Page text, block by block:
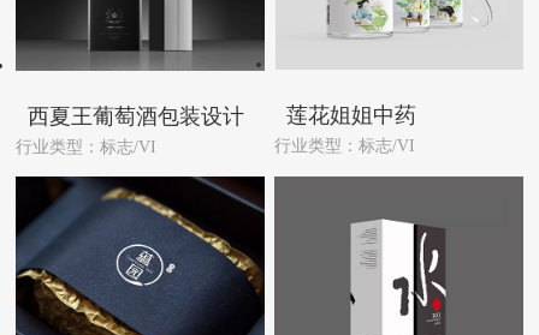
西夏王葡萄酒包装设计
行业类型：标志/VI
莲花姐姐中药
行业类型：标志/VI